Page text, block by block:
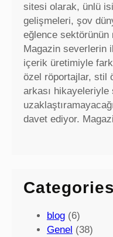
t
l
a
r
ı
sitesi olarak, ünlü
gelişmeleri, şov
eğlence sektörünün
Magazin severlerin
içerik üretimiyle
özel röportajlar, stil
arkası
davet ediyor.
Categories
blog (6)
Genel (38)